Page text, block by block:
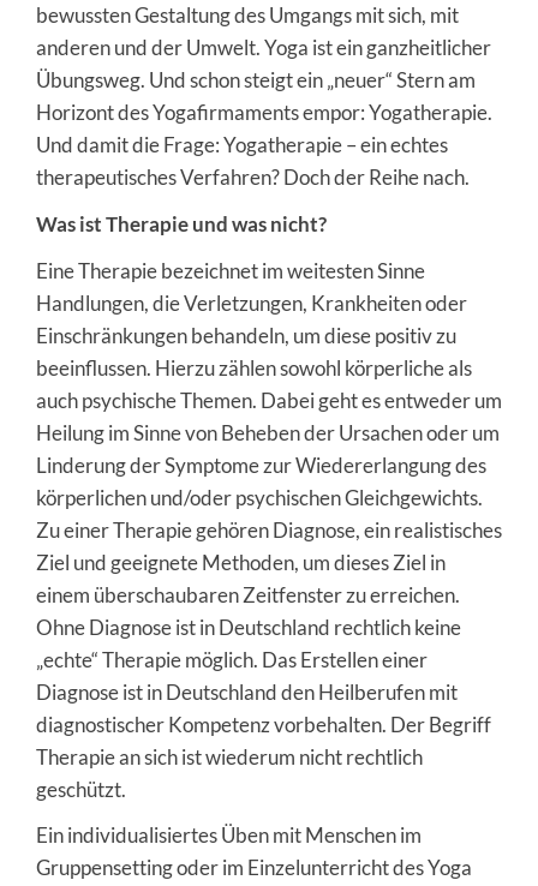
bewussten Gestaltung des Umgangs mit sich, mit
anderen und der Umwelt. Yoga ist ein ganzheitlicher
Übungsweg. Und schon steigt ein „neuer“ Stern am
Horizont des Yogafirmaments empor: Yogatherapie.
Und damit die Frage: Yogatherapie – ein echtes
therapeutisches Verfahren? Doch der Reihe nach.
Was ist Therapie und was nicht?
Eine Therapie bezeichnet im weitesten Sinne
Handlungen, die Verletzungen, Krankheiten oder
Einschränkungen behandeln, um diese positiv zu
beeinflussen. Hierzu zählen sowohl körperliche als
auch psychische Themen. Dabei geht es entweder um
Heilung im Sinne von Beheben der Ursachen oder um
Linderung der Symptome zur Wiedererlangung des
körperlichen und/oder psychischen Gleichgewichts.
Zu einer Therapie gehören Diagnose, ein realistisches
Ziel und geeignete Methoden, um dieses Ziel in
einem überschaubaren Zeitfenster zu erreichen.
Ohne Diagnose ist in Deutschland rechtlich keine
„echte“ Therapie möglich. Das Erstellen einer
Diagnose ist in Deutschland den Heilberufen mit
diagnostischer Kompetenz vorbehalten. Der Begriff
Therapie an sich ist wiederum nicht rechtlich
geschützt.
Ein individualisiertes Üben mit Menschen im
Gruppensetting oder im Einzelunterricht des Yoga